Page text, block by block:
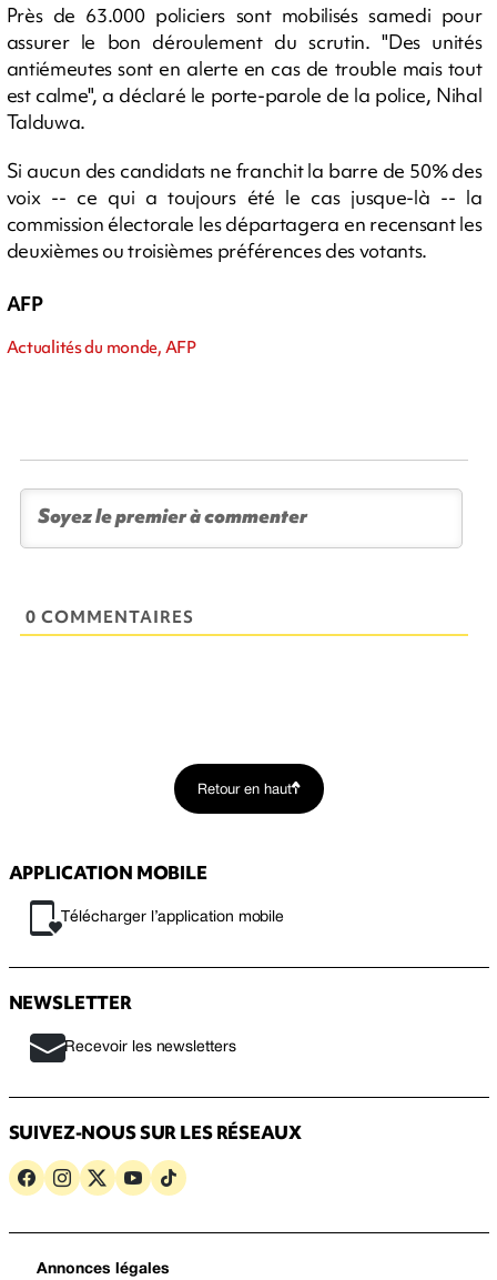
Près de 63.000 policiers sont mobilisés samedi pour
assurer le bon déroulement du scrutin. "Des unités
antiémeutes sont en alerte en cas de trouble mais tout
est calme", a déclaré le porte-parole de la police, Nihal
Talduwa.
Si aucun des candidats ne franchit la barre de 50% des
voix -- ce qui a toujours été le cas jusque-là -- la
commission électorale les départagera en recensant les
deuxièmes ou troisièmes préférences des votants.
AFP
Actualités du monde, AFP
0 COMMENTAIRES
Retour en haut
APPLICATION MOBILE
Télécharger l’application mobile
NEWSLETTER
Recevoir les newsletters
SUIVEZ-NOUS SUR LES RÉSEAUX
Annonces légales